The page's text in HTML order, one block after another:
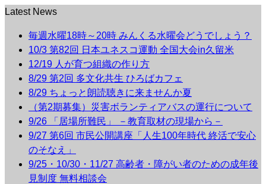
Latest News
毎週水曜18時～20時 みんくる水曜会どうでしょう？
10/3 第82回 日本ユネスコ運動 全国大会in久留米
12/19 人が育つ組織の作り方
8/29 第2回 多文化共生 ひろばカフェ
8/29 ちょっと朗読聴きに来ませんか夏
（第2期募集）災害ボランティアバスの運行について
9/26 「居場所難民」 －教育取材の現場から－
9/27 第6回 市民公開講座「人生100年時代 終活で安心
のそなえ」
9/25・10/30・11/27 高齢者・障がい者のための成年後
見制度 無料相談会